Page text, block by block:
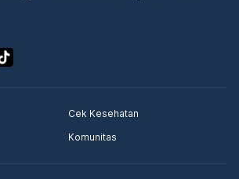
Cek Kesehatan
Komunitas